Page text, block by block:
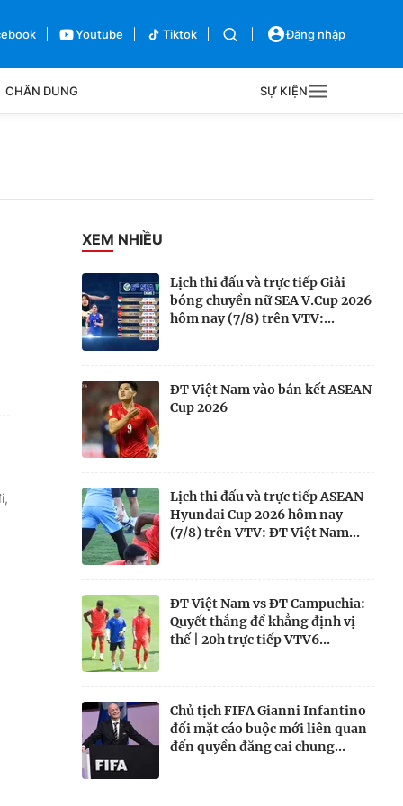
Youtube Tiktok Đăng nhập
CHÂN DUNG SỰ KIỆN
XEM NHIỀU
Lịch thi đấu và trực tiếp Giải
bóng chuyền nữ SEA V.Cup 2026
hôm nay (7/8) trên VTV:...
ĐT Việt Nam vào bán kết ASEAN
Cup 2026
Lịch thi đấu và trực tiếp ASEAN
Hyundai Cup 2026 hôm nay
(7/8) trên VTV: ĐT Việt Nam...
ĐT Việt Nam vs ĐT Campuchia:
Quyết thắng để khẳng định vị
thế | 20h trực tiếp VTV6...
Chủ tịch FIFA Gianni Infantino
đối mặt cáo buộc mới liên quan
đến quyền đăng cai chung...